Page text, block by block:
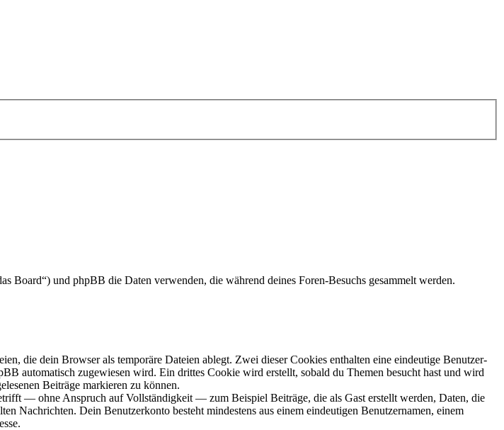
Board“) und phpBB die Daten verwenden, die während deines Foren-Besuchs gesammelt werden.
die dein Browser als temporäre Dateien ablegt. Zwei dieser Cookies enthalten eine eindeutige Benutzer-
automatisch zugewiesen wird. Ein drittes Cookie wird erstellt, sobald du Themen besucht hast und wird
Beiträge markieren zu können.
— ohne Anspruch auf Vollständigkeit — zum Beispiel Beiträge, die als Gast erstellt werden, Daten, die
Nachrichten. Dein Benutzerkonto besteht mindestens aus einem eindeutigen Benutzernamen, einem